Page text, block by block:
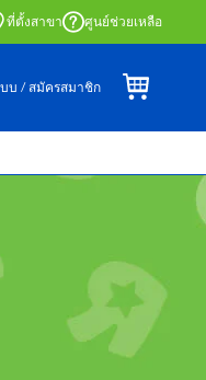
น์และรับที่หน้าร้านด้วย Click
ที่ตั้งสาขา ศูนย์ช่วยเหลือ
บบ / สมัครสมาชิก